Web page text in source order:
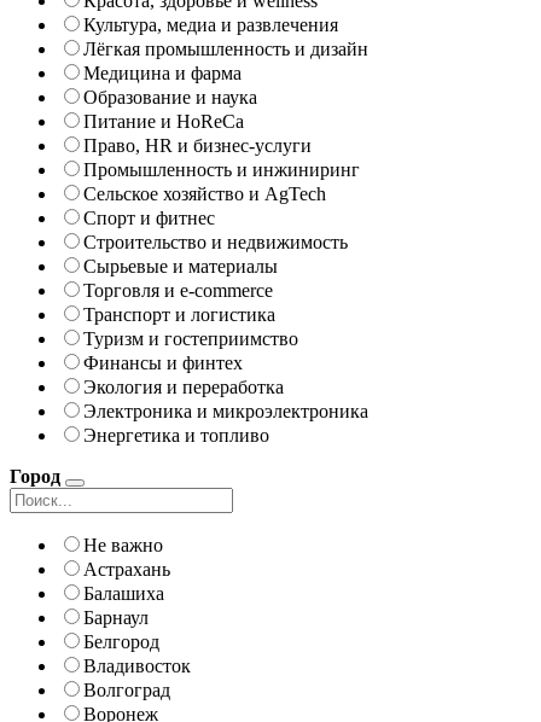
Культура, медиа и развлечения
Лёгкая промышленность и дизайн
Медицина и фарма
Образование и наука
Питание и HoReCa
Право, HR и бизнес-услуги
Промышленность и инжиниринг
Сельское хозяйство и AgTech
Спорт и фитнес
Строительство и недвижимость
Сырьевые и материалы
Торговля и e-commerce
Транспорт и логистика
Туризм и гостеприимство
Финансы и финтех
Экология и переработка
Электроника и микроэлектроника
Энергетика и топливо
Город
Не важно
Астрахань
Балашиха
Барнаул
Белгород
Владивосток
Волгоград
Воронеж